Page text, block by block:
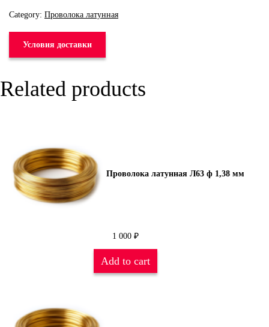
Category: Проволока латунная
Условия доставки
Related products
Проволока латунная Л63 ф 1,38 мм
1 000 ₽
Add to cart